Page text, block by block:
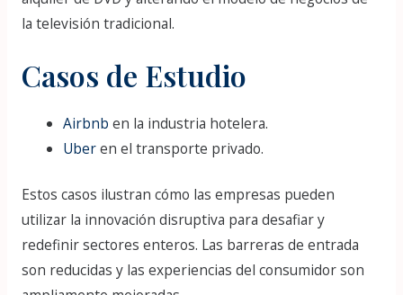
la televisión tradicional.
Casos de Estudio
Airbnb en la industria hotelera.
Uberen el transporte privado.
Estos casos ilustran cómo las empresas pueden
utilizar la innovación disruptiva para desafiar y
redefinir sectores enteros. Las barreras de entrada
son reducidas y las experiencias del consumidor son